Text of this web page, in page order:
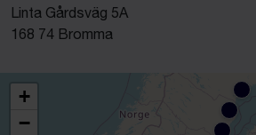
Linta Gårdsväg 5A
168 74 Bromma
+
−